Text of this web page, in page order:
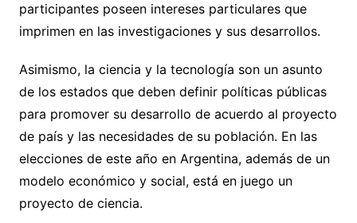
participantes poseen intereses particulares que
imprimen en las investigaciones y sus desarrollos.
Asimismo, la ciencia y la tecnología son un asunto
de los estados que deben definir políticas públicas
para promover su desarrollo de acuerdo al proyecto
de país y las necesidades de su población. En las
elecciones de este año en Argentina, además de un
modelo económico y social, está en juego un
proyecto de ciencia.